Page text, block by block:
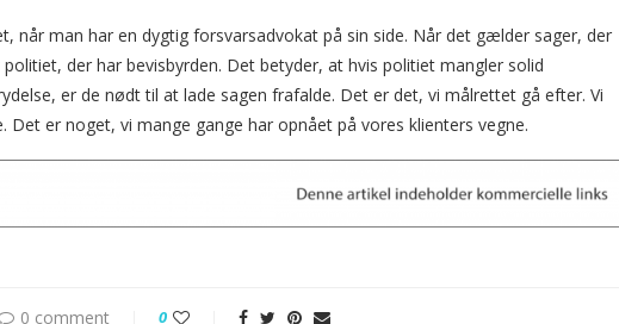
når man har en dygtig forsvarsadvokat på sin side. Når det gælder sager, der
der har bevisbyrden. Det betyder, at hvis politiet mangler solid
er de nødt til at lade sagen frafalde. Det er det, vi målrettet gå efter. Vi
er noget, vi mange gange har opnået på vores klienters vegne.
0 comment 0